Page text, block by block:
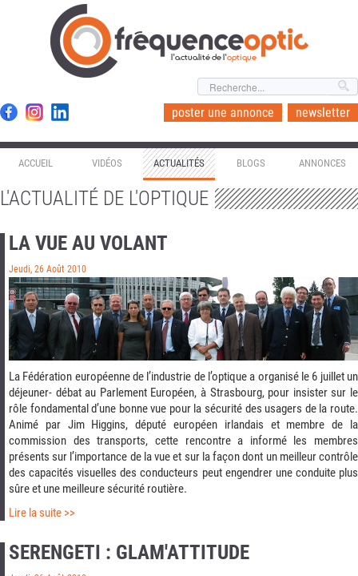
l'actualité de l'optique
poster une annonce newsletter
ACCUEIL VIDÉOS ACTUALITÉS BLOGS ANNONCES
L'ACTUALITÉ DE L'OPTIQUE
LA VUE AU VOLANT
Jeudi, 26 Août 2010
La Fédération européenne de l’industrie de l’optique a organisé le 6 juillet un
déjeuner- débat au Parlement Européen, à Strasbourg, pour insister sur le
rôle fondamental d’une bonne vue pour la sécurité des usagers de la route.
Animé par Jim Higgins, député européen irlandais et membre de la
commission des transports, cette rencontre a informé les membres
présents sur l’importance de la vue et sur la façon dont un meilleur contrôle
des capacités visuelles des conducteurs peut engendrer une conduite plus
sûre et une meilleure sécurité routière.
Lire la suite >>
SERENGETI : GLAM'ATTITUDE